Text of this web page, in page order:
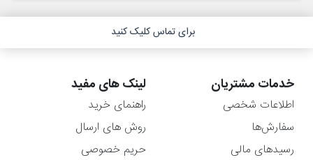
برای تماس کلیک کنید
خدمات مشتریان
اطلاعات شخصی
سفارش‌ها
رسیدهای مالی
لینک های مفید
راهنمای خرید
روش های ارسال
حریم خصوصی